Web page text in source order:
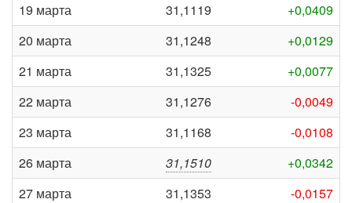
19 марта
31,1119
+0,0409
20 марта
31,1248
+0,0129
21 марта
31,1325
+0,0077
22 марта
31,1276
-0,0049
23 марта
31,1168
-0,0108
26 марта
31,1510
+0,0342
27 марта
31,1353
-0,0157